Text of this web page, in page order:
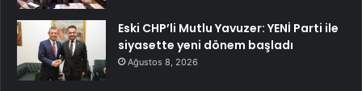
Eski CHP’li Mutlu Yavuzer: YENİ Parti ile
siyasette yeni dönem başladı
Ağustos 8, 2026